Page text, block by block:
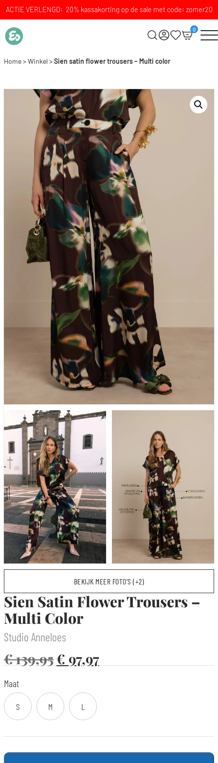
ACTIE VERLENGD: 20% kassakorting op de sale met code: zomer20
0
Home>Winkel>Sien satin flower trousers – Multi color
BEKIJK MEER FOTO’S (+2)
Sien Satin Flower Trousers –
Multi Color
Studio Anneloes
€139,95€ 97,97
Maat
S M L